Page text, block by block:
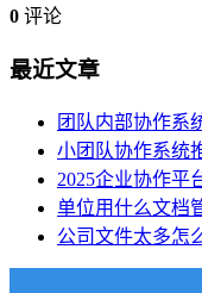
0 评论
最近文章
团队内部协作系
小团队协作系统
2025企业协作平
单位用什么文档
公司文件太多怎